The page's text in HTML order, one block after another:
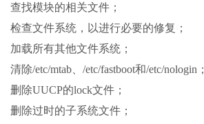
查找模块的相关文件；
检查文件系统，以进行必要的修复；
加载所有其他文件系统；
清除/etc/mtab、/etc/fastboot和/etc/nologin；
删除UUCP的lock文件；
删除过时的子系统文件；